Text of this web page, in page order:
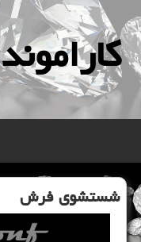
كاراموند
شستشوی فرش